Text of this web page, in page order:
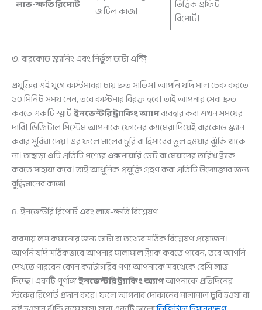
লাভ-ক্ষতি রিপোর্ট
জটিল কাজ।
ভিত্তিক প্রফিট
রিপোর্ট।
৩. বারকোড স্ক্যানিং এবং নির্ভুল ডাটা এন্ট্রি
প্রযুক্তির এই যুগে কাস্টমাররা চায় দ্রুত সার্ভিস। আপনি যদি মাল চেক করতে
১০ মিনিট সময় নেন, তবে কাস্টমার বিরক্ত হবে। তাই আপনার সেবা দ্রুত
করতে একটি স্মার্টইনভেন্টরি ট্র্যাকিং অ্যাপব্যবহার করা এখন সময়ের
দাবি। ডিজিটাল সিস্টেম আপনাকে ফোনের ক্যামেরা দিয়েই বারকোড স্ক্যান
করার সুবিধা দেয়। এর ফলে মালের চুরি বা হিসাবের ভুল হওয়ার ঝুঁকি থাকে
না। তাছাড়া এটি প্রতিটি পণ্যের এক্সপায়ারি ডেট বা মেয়াদের তারিখ ট্র্যাক
করতে সাহায্য করে। তাই আধুনিক প্রযুক্তি গ্রহণ করা প্রতিটি উদ্যোক্তার জন্য
বুদ্ধিমানের কাজ।
৪. ইনভেন্টরি রিপোর্ট এবং লাভ-ক্ষতি বিশ্লেষণ
ব্যবসায় লস কমানোর জন্য ডাটা বা তথ্যের সঠিক বিশ্লেষণ প্রয়োজন।
আপনি যদি সঠিকভাবে আপনার মালামাল ট্র্যাক করতে পারেন, তবে আপনি
দেখতে পারবেন কোন ক্যাটাগরির পণ্য আপনাকে সবথেকে বেশি লাভ
দিচ্ছে। একটি পূর্ণাঙ্গইনভেন্টরি ট্র্যাকিং অ্যাপআপনাকে প্রতিদিনের
স্টকের রিপোর্ট প্রদান করে। ফলে আপনার দোকানের মালামাল চুরি হওয়া বা